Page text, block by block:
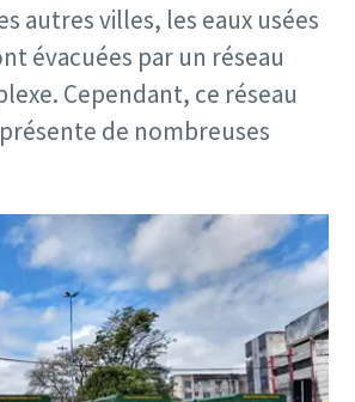
autres villes, les eaux usées
évacuées par un réseau
Cependant, ce réseau
de nombreuses